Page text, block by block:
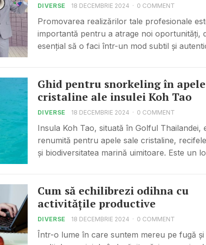
DIVERSE 18 DECEMBRIE 2024 · 0 COMMENT
Promovarea realizărilor tale profesionale
importantă pentru a atrage noi oportunități,
esențial să o faci într-un mod subtil și
Ghid pentru snorkeling în apele
cristaline ale insulei Koh Tao
DIVERSE 18 DECEMBRIE 2024 · 0 COMMENT
Insula Koh Tao, situată în Golful Thailandei,
renumită pentru apele sale cristaline,
și biodiversitatea marină uimitoare. Este un
Cum să echilibrezi odihna cu
activitățile productive
DIVERSE 18 DECEMBRIE 2024 · 0 COMMENT
Într-o lume în care suntem mereu pe fugă și